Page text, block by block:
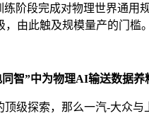
阶段完成对物理世界通用
由此触及规模量产的门槛。
智”中为物理AI输送数据养
级探索，那么一汽-大众与